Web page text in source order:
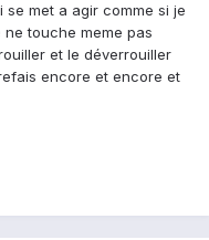
met a agir comme si je
touche meme pas
et le déverrouiller
encore et encore et